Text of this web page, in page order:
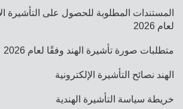
المستندات المطلوبة للحصول على التأشيرة
لعام 2026
متطلبات صورة تأشيرة الهند وفقًا لعام 2026
الهند نصائح التأشيرة الإلكترونية
خريطة سياسة التأشيرة الهندية